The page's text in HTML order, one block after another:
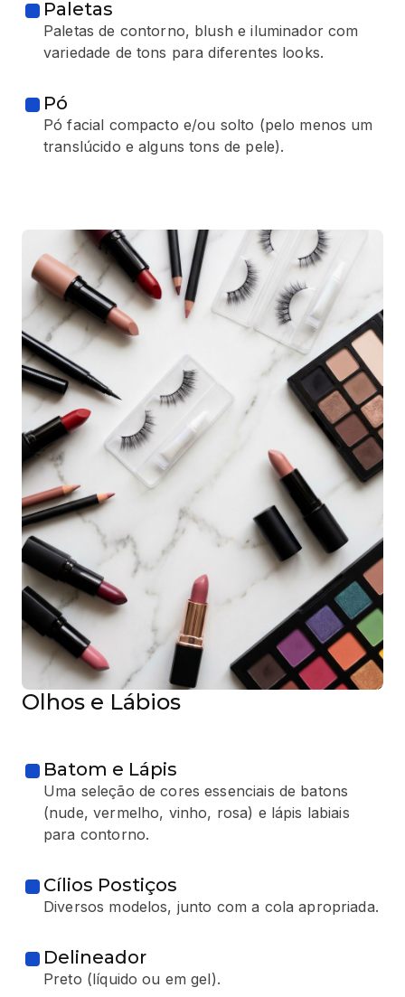
Paletas
Paletas de contorno, blush e iluminador com
variedade de tons para diferentes looks.
Pó
Pó facial compacto e/ou solto (pelo menos um
translúcido e alguns tons de pele).
Olhos e Lábios
Batom e Lápis
Uma seleção de cores essenciais de batons
(nude, vermelho, vinho, rosa) e lápis labiais
para contorno.
Cílios Postiços
Diversos modelos, junto com a cola apropriada.
Delineador
Preto (líquido ou em gel).